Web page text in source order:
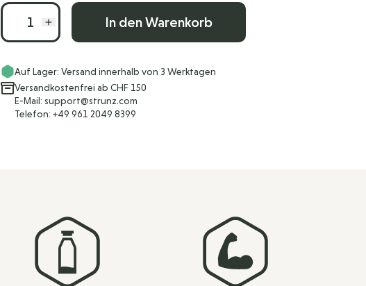
Menge
In den Warenkorb
Auf Lager: Versand innerhalb von 3 Werktagen
Versandkostenfrei ab CHF 150
E-Mail: support@strunz.com
Telefon: +49 961 2049 8399